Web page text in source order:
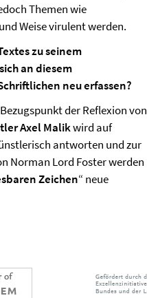
Themen wie
Weise virulent werden.
zu seinem
an diesem
neu erfassen?
der Reflexion von
Axel Malikwird auf
antworten und zur
Norman Lord Foster werden
Zeichen“ neue